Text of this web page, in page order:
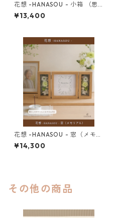
花想 -HANASOU - 小箱 （思
い出収納）
¥13,400
花想 -HANASOU - 窓（メモリ
アル）
¥14,300
その他の商品